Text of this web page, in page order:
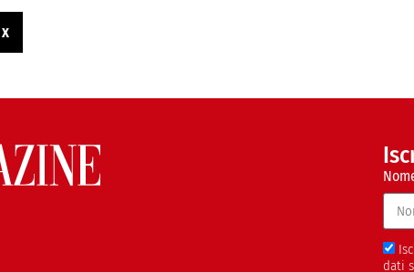
X
dati